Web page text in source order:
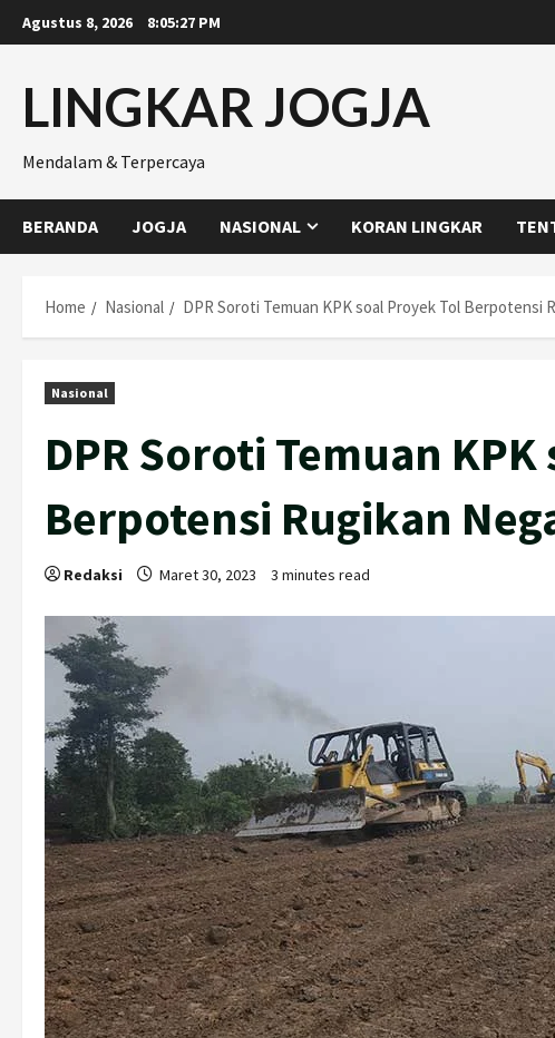
Skip
to
Agustus 8, 2026 8:05:28 PM
LINGKAR JOGJA
Mendalam & Terpercaya
BERANDA JOGJA NASIONAL KORAN LINGKAR
Home Nasional DPR Soroti Temuan KPK soal Proyek Tol Berpotensi
Nasional
DPR Soroti Temuan
Berpotensi Rugikan
Redaksi Maret 30, 2023 3 minutes read